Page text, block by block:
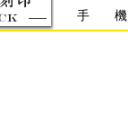
手 機